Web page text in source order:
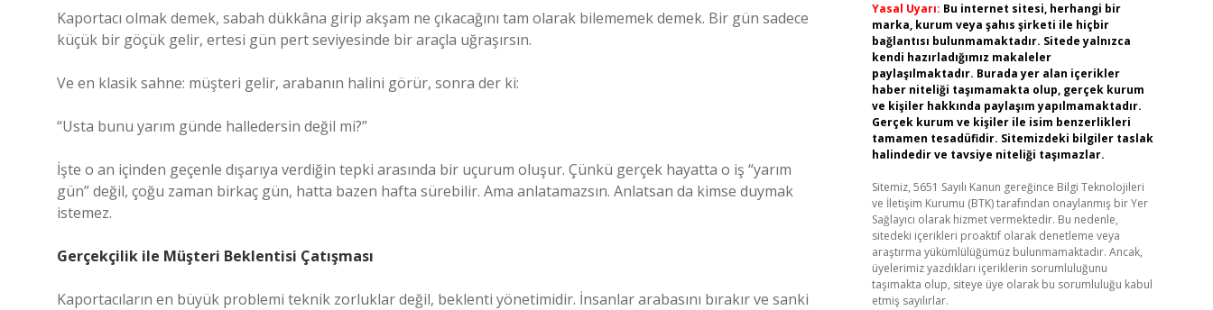
Kaportacı olmak demek, sabah dükkâna girip akşam ne çıkacağını tam olarak bilememek demek. Bir gün sadece
küçük bir göçük gelir, ertesi gün pert seviyesinde bir araçla uğraşırsın.
Ve en klasik sahne: müşteri gelir, arabanın halini görür, sonra der ki:
“Usta bunu yarım günde halledersin değil mi?”
İşte o an içinden geçenle dışarıya verdiğin tepki arasında bir uçurum oluşur. Çünkü gerçek hayatta o iş “yarım
gün” değil, çoğu zaman birkaç gün, hatta bazen hafta sürebilir. Ama anlatamazsın. Anlatsan da kimse duymak
istemez.
Gerçekçilik ile Müşteri Beklentisi Çatışması
Kaportacıların en büyük problemi teknik zorluklar değil, beklenti yönetimidir. İnsanlar arabasını bırakır ve sanki
Yasal Uyarı: Bu internet sitesi, herhangi bir
marka, kurum veya şahıs şirketi ile hiçbir
bağlantısı bulunmamaktadır. Sitede yalnızca
kendi hazırladığımız makaleler
paylaşılmaktadır. Burada yer alan içerikler
haber niteliği taşımamakta olup, gerçek kurum
ve kişiler hakkında paylaşım yapılmamaktadır.
Gerçek kurum ve kişiler ile isim benzerlikleri
tamamen tesadüfidir. Sitemizdeki bilgiler taslak
halindedir ve tavsiye niteliği taşımazlar.
Sitemiz, 5651 Sayılı Kanun gereğince Bilgi Teknolojileri
ve İletişim Kurumu (BTK) tarafından onaylanmış bir Yer
Sağlayıcı olarak hizmet vermektedir. Bu nedenle,
sitedeki içerikleri proaktif olarak denetleme veya
araştırma yükümlülüğümüz bulunmamaktadır. Ancak,
üyelerimiz yazdıkları içeriklerin sorumluluğunu
taşımakta olup, siteye üye olarak bu sorumluluğu kabul
etmiş sayılırlar.